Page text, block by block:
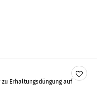
zu Erhaltungsdüngung auf